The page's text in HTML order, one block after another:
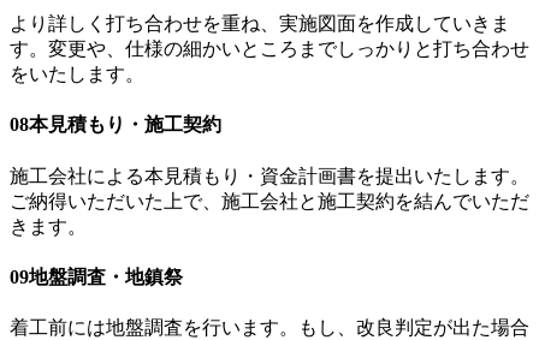
より詳しく打ち合わせを重ね、実施図面を作成していきま
す。変更や、仕様の細かいところまでしっかりと打ち合わせ
をいたします。
08本見積もり・施工契約
施工会社による本見積もり・資金計画書を提出いたします。
ご納得いただいた上で、施工会社と施工契約を結んでいただ
きます。
09地盤調査・地鎮祭
着工前には地盤調査を行います。もし、改良判定が出た場合